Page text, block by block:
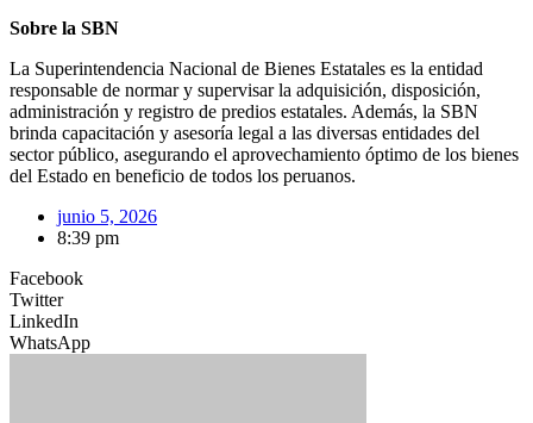
Sobre la SBN
La Superintendencia Nacional de Bienes Estatales es la entidad
responsable de normar y supervisar la adquisición, disposición,
administración y registro de predios estatales. Además, la SBN
brinda capacitación y asesoría legal a las diversas entidades del
sector público, asegurando el aprovechamiento óptimo de los bienes
del Estado en beneficio de todos los peruanos.
junio 5, 2026
8:39 pm
Facebook
Twitter
LinkedIn
WhatsApp